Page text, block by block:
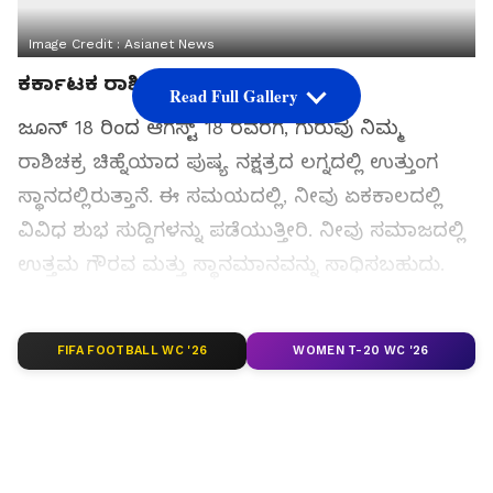
Image Credit :Asianet News
ಕರ್ಕಾಟಕ ರಾಶಿ
ಜೂನ್ 18 ರಿಂದ ಆಗಸ್ಟ್ 18 ರವರೆಗೆ, ಗುರುವು ನಿಮ್ಮ
ರಾಶಿಚಕ್ರ ಚಿಹ್ನೆಯಾದ ಪುಷ್ಯ ನಕ್ಷತ್ರದ ಲಗ್ನದಲ್ಲಿ ಉತ್ತುಂಗ
ಸ್ಥಾನದಲ್ಲಿರುತ್ತಾನೆ. ಈ ಸಮಯದಲ್ಲಿ, ನೀವು ಏಕಕಾಲದಲ್ಲಿ
ವಿವಿಧ ಶುಭ ಸುದ್ದಿಗಳನ್ನು ಪಡೆಯುತ್ತೀರಿ. ನೀವು ಸಮಾಜದಲ್ಲಿ
ಉತ್ತಮ ಗೌರವ ಮತ್ತು ಸ್ಥಾನಮಾನವನ್ನು ಸಾಧಿಸಬಹುದು.
ಯೋಜನೆಗಳ ಕೆಲಸವು ಪ್ರಗತಿ ಸಾಧಿಸುತ್ತದೆ. ವೈವಾಹಿಕ
ಜೀವನದಲ್ಲಿ ಸಂತೋಷ ಇರುತ್ತದೆ ಮತ್ತು ಅವಿವಾಹಿತರಿಗೆ
Read Full Gallery
FIFA FOOTBALL WC '26 WOMEN T-20 WC '26